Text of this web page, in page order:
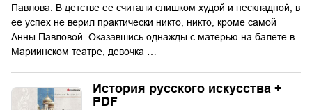
Павлова. В детстве ее считали слишком худой и нескладной, в
ее успех не верил практически никто, никто, кроме самой
Анны Павловой. Оказавшись однажды с матерью на балете в
Мариинском театре, девочка …
История русского искусства +
PDF